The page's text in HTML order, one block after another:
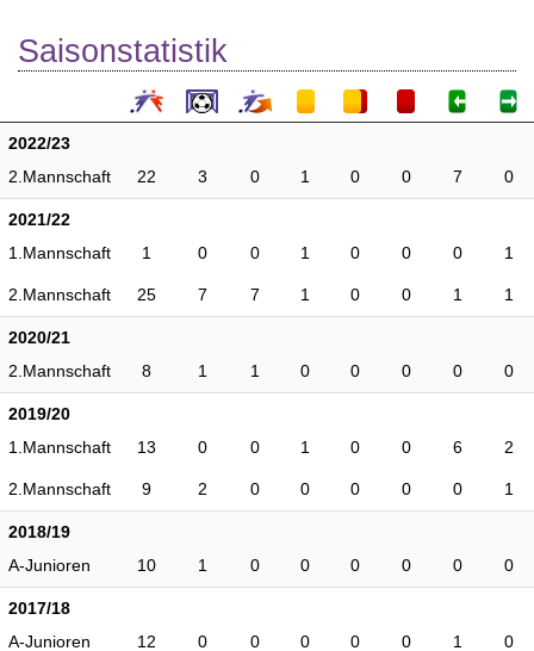
Saisonstatistik
2022/23
2.Mannschaft
22 3 0 1 0 0 7 0
2021/22
1.Mannschaft
1 0 0 1 0 0 0 1
2.Mannschaft 25 7 7 1 0 0 1 1
2020/21
2.Mannschaft
8 1 1 0 0 0 0 0
2019/20
1.Mannschaft
13 0 0 1 0 0 6 2
2.Mannschaft 9 2 0 0 0 0 0 1
2018/19
A-Junioren
10 1 0 0 0 0 0 0
2017/18
A-Junioren
12 0 0 0 0 0 1 0